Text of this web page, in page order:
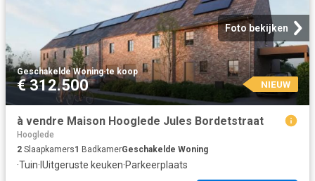
Foto bekijken
Geschakelde Woning·te koop
€ 312.500 NIEUW
à vendre Maison Hooglede Jules Bordetstraat
Hooglede
2 Slaapkamers1 BadkamerGeschakelde Woning
·Tuin·IUitgeruste keuken·Parkeerplaats